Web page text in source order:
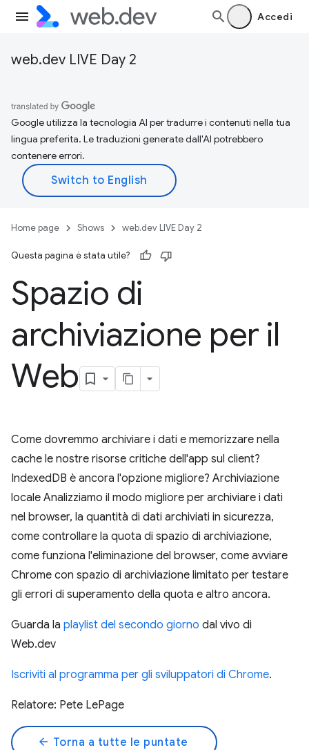
Accedi
web.dev LIVE Day 2
Google utilizza la tecnologia AI per tradurre i contenuti nella tua
lingua preferita. Le traduzioni generate dall'AI potrebbero
contenere errori.
Home page Shows web.dev LIVE Day 2
Questa pagina è stata utile?
Spazio di
archiviazione per il
Web
Come dovremmo archiviare i dati e memorizzare nella
cache le nostre risorse critiche dell'app sul client?
IndexedDB è ancora l'opzione migliore? Archiviazione
locale Analizziamo il modo migliore per archiviare i dati
nel browser, la quantità di dati archiviati in sicurezza,
come controllare la quota di spazio di archiviazione,
come funziona l'eliminazione del browser, come avviare
Chrome con spazio di archiviazione limitato per testare
gli errori di superamento della quota e altro ancora.
Guarda la playlist del secondo giorno dal vivo di
Web.dev
Iscriviti al programma per gli sviluppatori di Chrome.
Relatore: Pete LePage
arrow_back Torna a tutte le puntate